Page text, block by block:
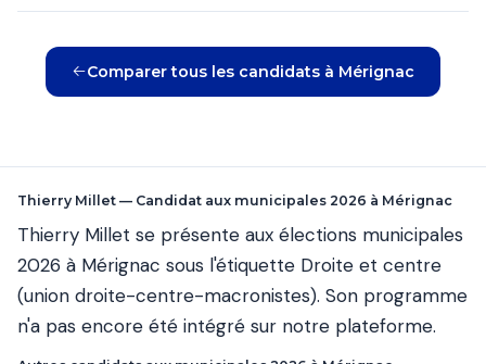
Comparer tous les candidats à Mérignac
Thierry Millet — Candidat aux municipales 2026 à Mérignac
Thierry Millet se présente aux élections municipales
2026 à Mérignac sous l'étiquette Droite et centre
(union droite-centre-macronistes). Son programme
n'a pas encore été intégré sur notre plateforme.